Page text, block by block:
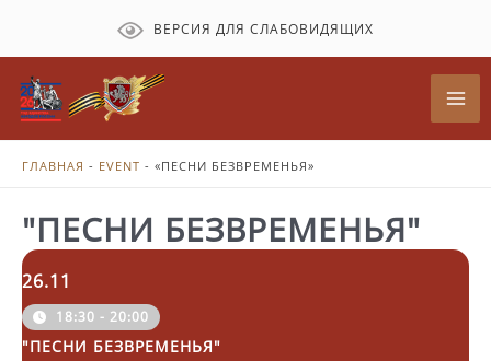
содержимому
ВЕРСИЯ ДЛЯ СЛАБОВИДЯЩИХ
ГЛАВНАЯ - EVENT - «ПЕСНИ БЕЗВРЕМЕНЬЯ»
"ПЕСНИ БЕЗВРЕМЕНЬЯ"
26.11
18:30 - 20:00
"ПЕСНИ БЕЗВРЕМЕНЬЯ"